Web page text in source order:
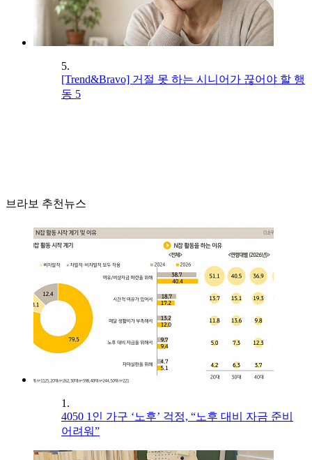
5.
[Trend&Bravo] 거절 못 하는 시니어가 끊어야 할 행
동 5
브라보 추천뉴스
1.
4050 1인 가구 ‘노후’ 걱정, “노후 대비 자금 준비
어려워”